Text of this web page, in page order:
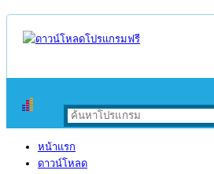
หน้าแรก
ดาวน์โหลด